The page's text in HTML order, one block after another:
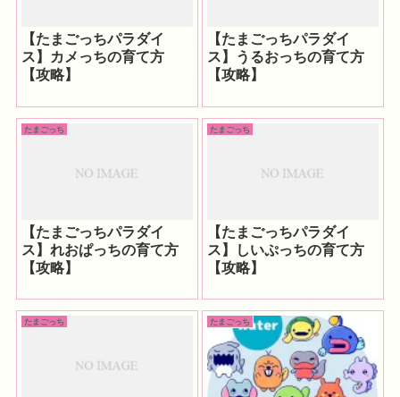
【たまごっちパラダイ
ス】カメっちの育て方
【攻略】
【たまごっちパラダイ
ス】うるおっちの育て方
【攻略】
たまごっち
【たまごっちパラダイ
ス】れおぱっちの育て方
【攻略】
たまごっち
【たまごっちパラダイ
ス】しいぷっちの育て方
【攻略】
たまごっち たまごっち